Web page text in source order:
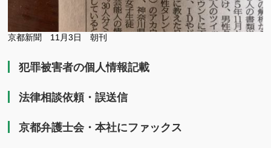
京都新聞 11月3日 朝刊
犯罪被害者の個人情報記載
法律相談依頼・誤送信
京都弁護士会・本社にファックス